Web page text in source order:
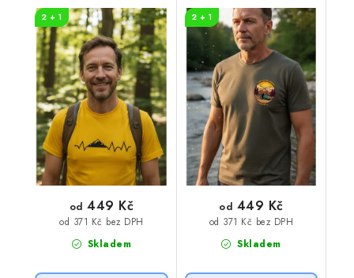
2 + 1
Skladem
od 371 Kč bez DPH
od 449 Kč
2 + 1
Skladem
od 371 Kč bez DPH
od 449 Kč